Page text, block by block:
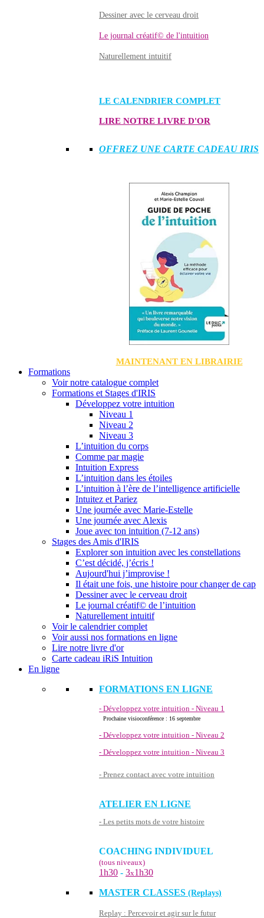
Dessiner avec le cerveau droit
Le journal créatif© de l'intuition
Naturellement intuitif
LE CALENDRIER COMPLET
LIRE NOTRE LIVRE D'OR
OFFREZ UNE CARTE CADEAU IRIS
MAINTENANT EN LIBRAIRIE
Formations
Voir notre catalogue complet
Formations et Stages d'IRIS
Développez votre intuition
Niveau 1
Niveau 2
Niveau 3
L’intuition du corps
Comme par magie
Intuition Express
L’intuition dans les étoiles
L’intuition à l’ère de l’intelligence artificielle
Intuitez et Pariez
Une journée avec Marie-Estelle
Une journée avec Alexis
Joue avec ton intuition (7-12 ans)
Stages des Amis d'IRIS
Explorer son intuition avec les constellations
C’est décidé, j’écris !
Aujourd'hui j’improvise !
Il était une fois, une histoire pour changer de cap
Dessiner avec le cerveau droit
Le journal créatif© de l’intuition
Naturellement intuitif
Voir le calendrier complet
Voir aussi nos formations en ligne
Lire notre livre d'or
Carte cadeau iRiS Intuition
En ligne
FORMATIONS EN LIGNE
- Développez votre intuition - Niveau 1
Prochaine visioconférence : 16 septembre
- Développez votre intuition - Niveau 2
- Développez votre intuition - Niveau 3
- Prenez contact avec votre intuition
ATELIER EN LIGNE
- Les petits mots de votre histoire
COACHING INDIVIDUEL
(tous niveaux)
1h30 - 3x1h30
MASTER CLASSES (Replays)
Replay : Percevoir et agir sur le futur